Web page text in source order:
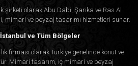
şirketi olarak Abu Dabi, Şarika ve Ras Al
mimari ve peyzaj tasarımı hizmetleri sunar.
ve Tüm Bölgeler
firması olarak Türkiye genelinde konut ve
Mimari tasarım, iç mimari ve peyzaj